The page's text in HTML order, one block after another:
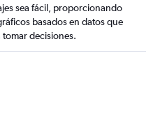
sea fácil, proporcionando
basados en datos que
decisiones.